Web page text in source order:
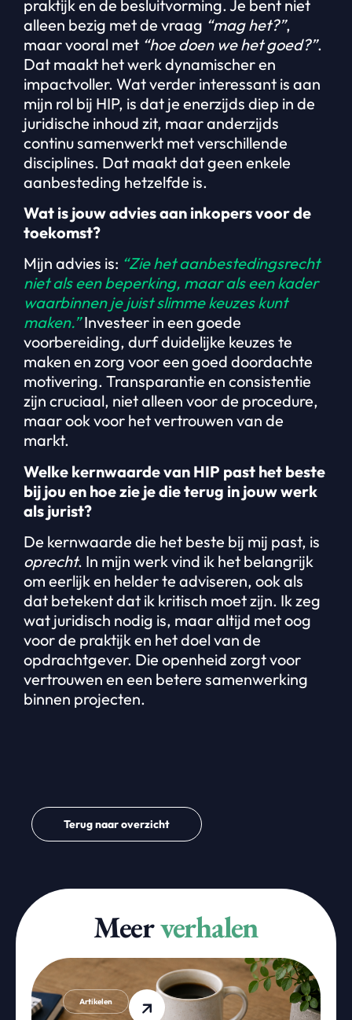
praktijk en de besluitvorming. Je bent niet
alleen bezig met de vraag “mag het?”,
maar vooral met “hoe doen we het goed?”.
Dat maakt het werk dynamischer en
impactvoller. Wat verder interessant is aan
mijn rol bij HIP, is dat je enerzijds diep in de
juridische inhoud zit, maar anderzijds
continu samenwerkt met verschillende
disciplines. Dat maakt dat geen enkele
aanbesteding hetzelfde is.
Wat is jouw advies aan inkopers voor de
toekomst?
Mijn advies is: “Zie het aanbestedingsrecht
niet als een beperking, maar als een kader
waarbinnen je juist slimme keuzes kunt
maken.”Investeer in een goede
voorbereiding, durf duidelijke keuzes te
maken en zorg voor een goed doordachte
motivering. Transparantie en consistentie
zijn cruciaal, niet alleen voor de procedure,
maar ook voor het vertrouwen van de
markt.
Welke kernwaarde van HIP past het beste
bij jou en hoe zie je die terug in jouw werk
als jurist?
De kernwaarde die het beste bij mij past, is
oprecht. In mijn werk vind ik het belangrijk
om eerlijk en helder te adviseren, ook als
dat betekent dat ik kritisch moet zijn. Ik zeg
wat juridisch nodig is, maar altijd met oog
voor de praktijk en het doel van de
opdrachtgever. Die openheid zorgt voor
vertrouwen en een betere samenwerking
binnen projecten.
Terug naar overzicht
Meerverhalen
Artikelen